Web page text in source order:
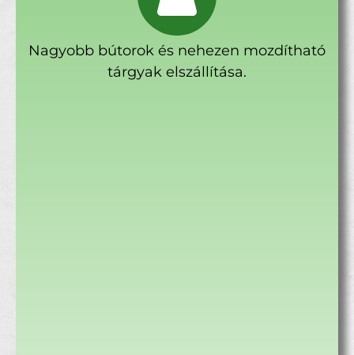
Nagyobb bútorok és nehezen mozdítható
tárgyak elszállítása.